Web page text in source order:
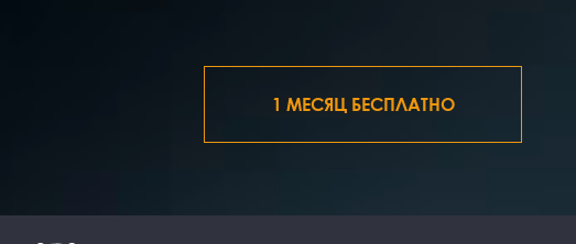
1 МЕСЯЦ БЕСПЛАТНО